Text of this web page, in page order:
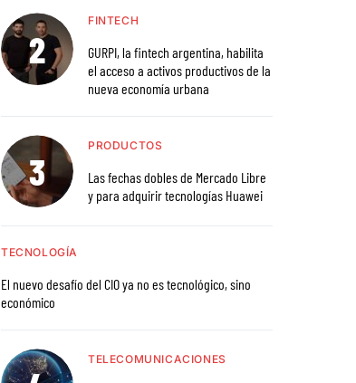
FINTECH
GURPI, la fintech argentina, habilita
el acceso a activos productivos de la
nueva economía urbana
PRODUCTOS
Las fechas dobles de Mercado Libre
y para adquirir tecnologías Huawei
TECNOLOGÍA
El nuevo desafío del CIO ya no es tecnológico, sino
económico
TELECOMUNICACIONES